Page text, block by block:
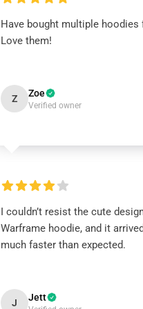
Have bought multiple
Love them!
Z Zoe
Verified owner
I couldn’t resist the cute
Warframe hoodie, and it
much faster than expected.
J Jett